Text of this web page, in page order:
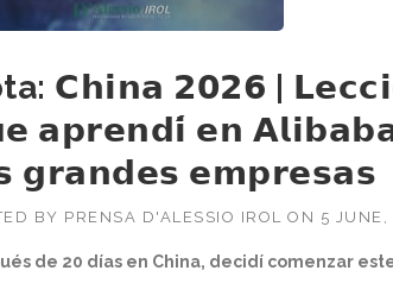
𝗖𝗵𝗶𝗻𝗮 𝟮𝟬𝟮𝟲 |
𝗮𝗽𝗿𝗲𝗻𝗱𝗶́ 𝗲𝗻
𝗴𝗿𝗮𝗻𝗱𝗲𝘀 𝗲𝗺𝗽𝗿𝗲𝘀𝗮𝘀
BY PRENSA D'ALESSIO IROL ON 5
de 20 días en China, decidí comenzar